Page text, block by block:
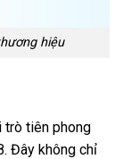
hiệu
trò tiên phong
Đây không chỉ